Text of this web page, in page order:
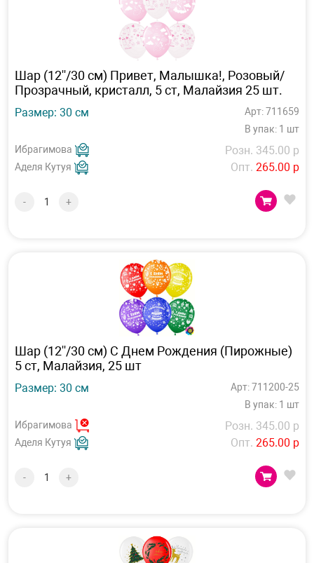
Шар (12''/30 см) Привет, Малышка!, Розовый/
Прозрачный, кристалл, 5 ст, Малайзия 25 шт.
Размер: 30 см
Арт: 711659
В упак: 1 шт
Ибрагимова
Аделя Кутуя
Розн. 345.00 р
Опт. 265.00 р
- +
Шар (12''/30 см) С Днем Рождения (Пирожные)
5 ст, Малайзия, 25 шт
Размер: 30 см
Арт: 711200-25
В упак: 1 шт
Ибрагимова
Аделя Кутуя
Розн. 345.00 р
Опт. 265.00 р
- +